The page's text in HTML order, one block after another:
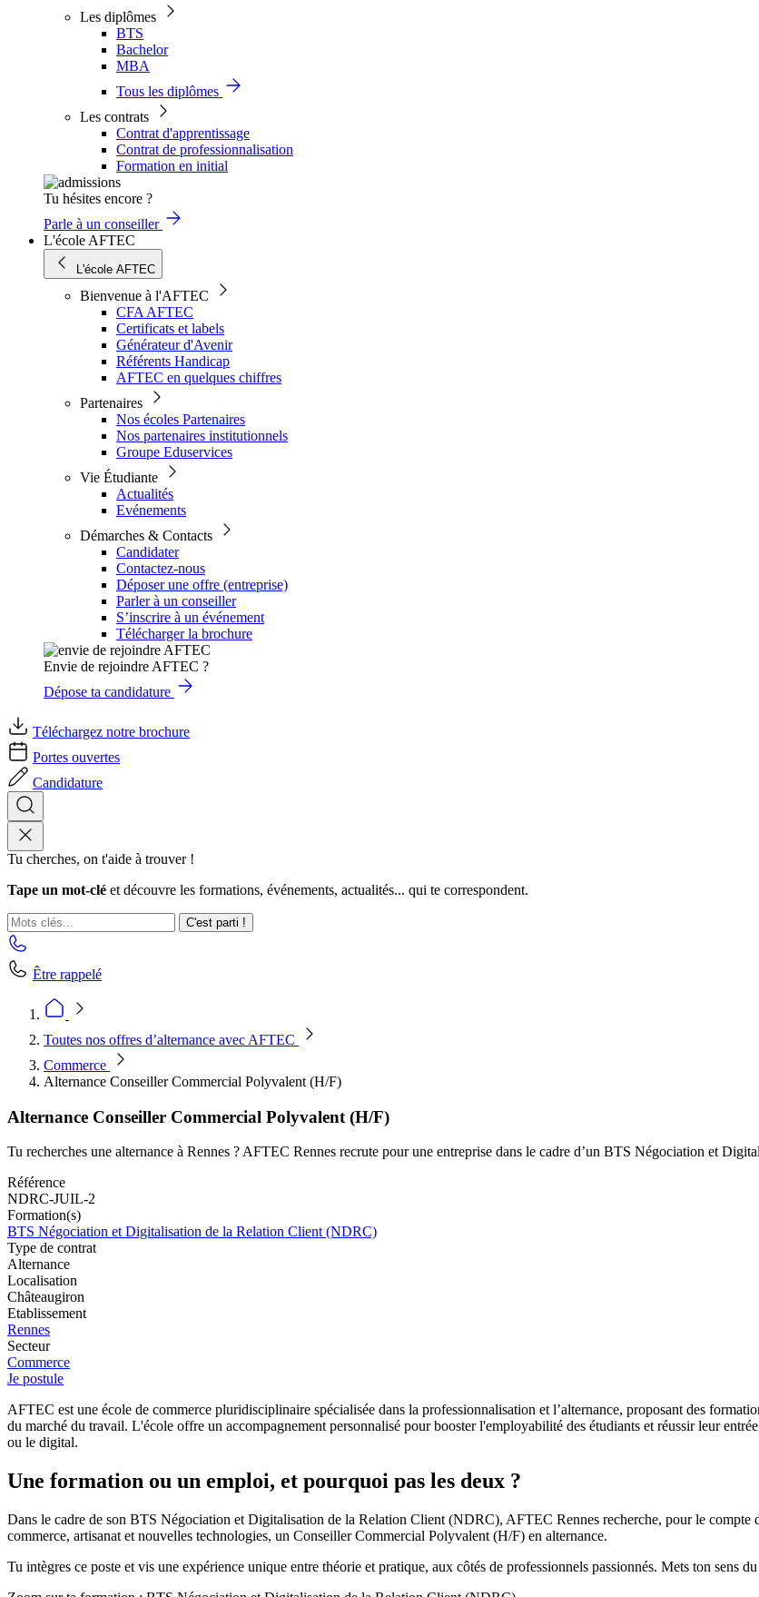
Les diplômes
BTS
Bachelor
MBA
Tous les diplômes
Les contrats
Contrat d'apprentissage
Contrat de professionnalisation
Formation en initial
Tu hésites encore ?
Parle à un conseiller
L'école AFTEC
L'école AFTEC
Bienvenue à l'AFTEC
CFA AFTEC
Certificats et labels
Générateur d'Avenir
Référents Handicap
AFTEC en quelques chiffres
Partenaires
Nos écoles Partenaires
Nos partenaires institutionnels
Groupe Eduservices
Vie Étudiante
Actualités
Evénements
Démarches & Contacts
Candidater
Contactez-nous
Déposer une offre (entreprise)
Parler à un conseiller
S’inscrire à un événement
Télécharger la brochure
Envie de rejoindre AFTEC ?
Dépose ta candidature
Téléchargez notre brochure
Portes ouvertes
Candidature
Tu cherches, on t'aide à trouver !
Tape un mot-clé et découvre les formations, événements, actualités... qui te correspondent.
C'est parti !
Être rappelé
Toutes nos offres d’alternance avec AFTEC
Commerce
Alternance Conseiller Commercial Polyvalent (H/F)
Alternance Conseiller Commercial Polyvalent (H/F)
Tu recherches une alternance à Rennes ? AFTEC Rennes recrute pour une entreprise dans le cadre d’un BTS Négociation et
Référence
NDRC-JUIL-2
Formation(s)
BTS Négociation et Digitalisation de la Relation Client (NDRC)
Type de contrat
Alternance
Localisation
Châteaugiron
Etablissement
Rennes
Secteur
Commerce
Je postule
AFTEC est une école de commerce pluridisciplinaire spécialisée dans la professionnalisation et l’alternance, proposant des
du marché du travail. L'école offre un accompagnement personnalisé pour booster l'employabilité des étudiants et réussir leur
ou le digital.
Une formation ou un emploi, et pourquoi pas les deux ?
Dans le cadre de son BTS Négociation et Digitalisation de la Relation Client (NDRC), AFTEC Rennes recherche, pour le compte
commerce, artisanat et nouvelles technologies, un Conseiller Commercial Polyvalent (H/F) en alternance.
Tu intègres ce poste et vis une expérience unique entre théorie et pratique, aux côtés de professionnels passionnés. Mets ton sens